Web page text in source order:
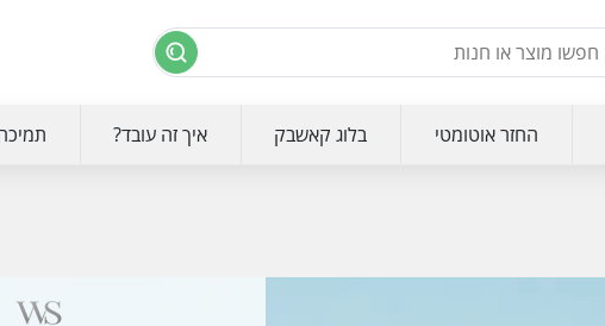
החזר אוטומטי בלוג קאשבק איך זה עובד?